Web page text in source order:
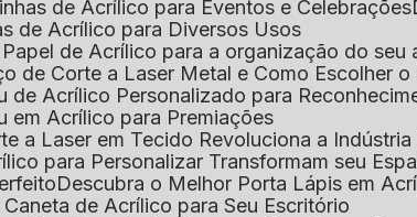
de Acrílico para Eventos e Celebrações
de Acrílico para Diversos Usos
Papel de Acrílico para a organização do seu
de Corte a Laser Metal e Como Escolher o
de Acrílico Personalizado para
em Acrílico para Premiações
a Laser em Tecido Revoluciona a Indústria
para Personalizar Transformam seu
Descubra o Melhor Porta Lápis em
de Acrílico para Seu Escritório